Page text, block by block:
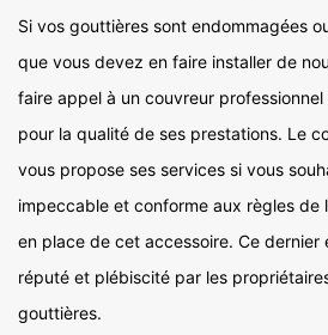
Si vos gouttières sont endommagées
que vous devez en faire installer de
faire appel à un couvreur
pour la qualité de ses prestations. Le
vous propose ses services si vous
impeccable et conforme aux règles de
en place de cet accessoire. Ce dernier
réputé et plébiscité par les
gouttières.